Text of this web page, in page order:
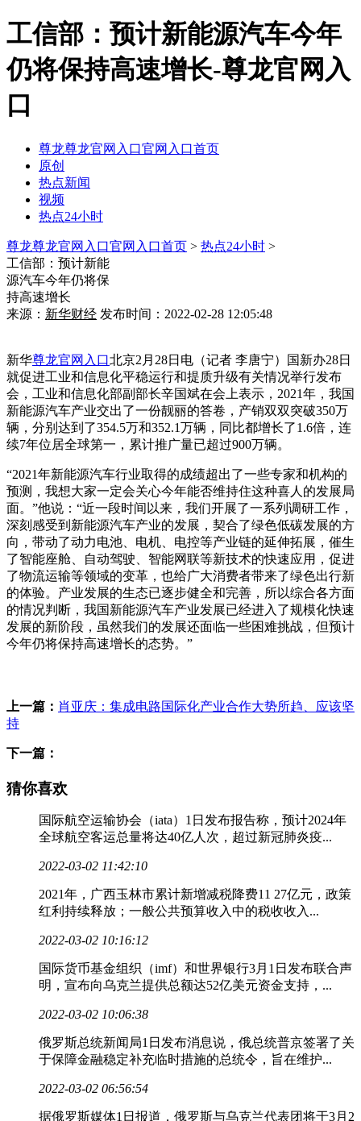
工信部：预计新能源汽车今年
仍将保持高速增长-尊龙官网入
口
尊龙尊龙官网入口官网入口首页
原创
热点新闻
视频
热点24小时
尊龙尊龙官网入口官网入口首页 > 热点24小时 >
工信部：预计新能
源汽车今年仍将保
持高速增长
来源： 新华财经 发布时间：2022-02-28 12:05:48
新华尊龙官网入口北京2月28日电（记者 李唐宁）国新办28日
就促进工业和信息化平稳运行和提质升级有关情况举行发布
会，工业和信息化部副部长辛国斌在会上表示，2021年，我国
新能源汽车产业交出了一份靓丽的答卷，产销双双突破350万
辆，分别达到了354.5万和352.1万辆，同比都增长了1.6倍，连
续7年位居全球第一，累计推广量已超过900万辆。
“2021年新能源汽车行业取得的成绩超出了一些专家和机构的
预测，我想大家一定会关心今年能否维持住这种喜人的发展局
面。”他说：“近一段时间以来，我们开展了一系列调研工作，
深刻感受到新能源汽车产业的发展，契合了绿色低碳发展的方
向，带动了动力电池、电机、电控等产业链的延伸拓展，催生
了智能座舱、自动驾驶、智能网联等新技术的快速应用，促进
了物流运输等领域的变革，也给广大消费者带来了绿色出行新
的体验。产业发展的生态已逐步健全和完善，所以综合各方面
的情况判断，我国新能源汽车产业发展已经进入了规模化快速
发展的新阶段，虽然我们的发展还面临一些困难挑战，但预计
今年仍将保持高速增长的态势。”
上一篇： 肖亚庆：集成电路国际化产业合作大势所趋、应该坚
持
下一篇：
猜你喜欢
国际航空运输协会（iata）1日发布报告称，预计2024年
全球航空客运总量将达40亿人次，超过新冠肺炎疫...
2022-03-02 11:42:10
2021年，广西玉林市累计新增减税降费11 27亿元，政策
红利持续释放；一般公共预算收入中的税收收入...
2022-03-02 10:16:12
国际货币基金组织（imf）和世界银行3月1日发布联合声
明，宣布向乌克兰提供总额达52亿美元资金支持，...
2022-03-02 10:06:38
俄罗斯总统新闻局1日发布消息说，俄总统普京签署了关
于保障金融稳定补充临时措施的总统令，旨在维护...
2022-03-02 06:56:54
据俄罗斯媒体1日报道，俄罗斯与乌克兰代表团将于3月2